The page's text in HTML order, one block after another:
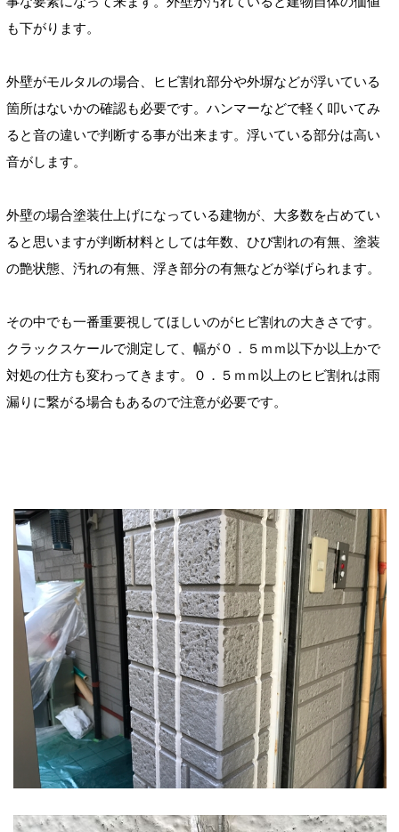
も下がります。
外壁がモルタルの場合、ヒビ割れ部分や外塀などが浮いている
箇所はないかの確認も必要です。ハンマーなどで軽く叩いてみ
ると音の違いで判断する事が出来ます。浮いている部分は高い
音がします。
外壁の場合塗装仕上げになっている建物が、大多数を占めてい
ると思いますが判断材料としては年数、ひび割れの有無、塗装
の艶状態、汚れの有無、浮き部分の有無などが挙げられます。
その中でも一番重要視してほしいのがヒビ割れの大きさです。
クラックスケールで測定して、幅が０．５ｍｍ以下か以上かで
対処の仕方も変わってきます。０．５ｍｍ以上のヒビ割れは雨
漏りに繋がる場合もあるので注意が必要です。